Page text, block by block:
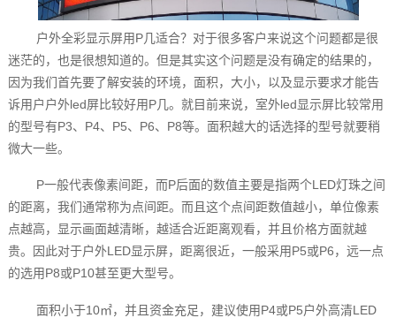
户外全彩显示屏用P几适合？对于很多客户来说这个问题都是很
迷茫的，也是很想知道的。但是其实这个问题是没有确定的结果的，
因为我们首先要了解安装的环境，面积，大小，以及显示要求才能告
诉用户户外led屏比较好用P几。就目前来说，室外led显示屏比较常用
的型号有P3、P4、P5、P6、P8等。面积越大的话选择的型号就要稍
微大一些。
P一般代表像素间距，而P后面的数值主要是指两个LED灯珠之间
的距离，我们通常称为点间距。而且这个点间距数值越小，单位像素
点越高，显示画面越清晰，越适合近距离观看，并且价格方面就越
贵。因此对于户外LED显示屏，距离很近，一般采用P5或P6，远一点
的选用P8或P10甚至更大型号。
面积小于10㎡，并且资金充足，建议使用P4或P5户外高清LED